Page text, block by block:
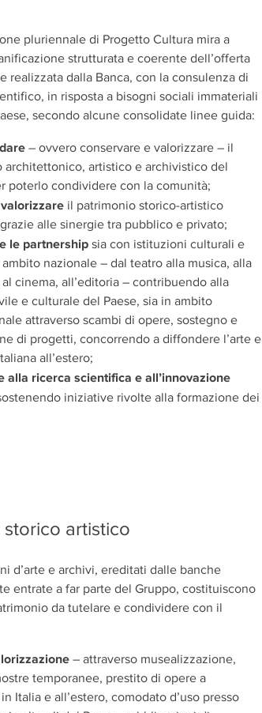
pluriennale di Progetto Cultura mira a
strutturata e coerente dell’offerta
realizzata dalla Banca, con la consulenza di
in risposta a bisogni sociali immateriali
secondo alcune consolidate linee guida:
– ovvero conservare e valorizzare – il
architettonico, artistico e archivistico del
poterlo condividere con la comunità;
valorizzare il patrimonio storico-artistico
alle sinergie tra pubblico e privato;
le partnership sia con istituzioni culturali e
ambito nazionale – dal teatro alla musica, alla
cinema, all’editoria – contribuendo alla
e culturale del Paese, sia in ambito
attraverso scambi di opere, sostegno e
di progetti, concorrendo a diffondere l’arte e
all’estero;
alla ricerca scientifica e all’innovazione
iniziative rivolte alla formazione dei
storico artistico
d’arte e archivi, ereditati dalle banche
entrate a far parte del Gruppo, costituiscono
da tutelare e condividere con il
– attraverso musealizzazione,
temporanee, prestito di opere a
Italia e all’estero, comodato d’uso presso